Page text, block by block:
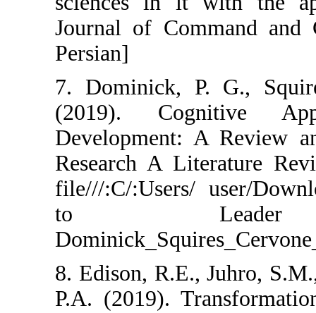
Journal of
7. Dominick,
(2019).
Development:
Research A
file///:C/:Users/
to
8. Edison,
P.A. (2019).